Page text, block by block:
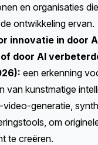
en organisaties
ontwikkeling ervan.
innovatie in door
door AI
een erkenning
van kunstmatige
generatie,
om
te creëren.